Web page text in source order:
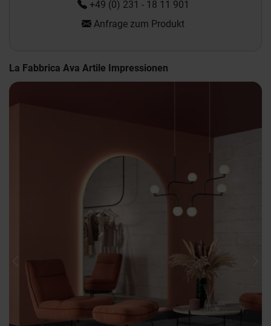
+49 (0) 231 - 18 11 901
Anfrage zum Produkt
La Fabbrica Ava Artile Impressionen
Previous